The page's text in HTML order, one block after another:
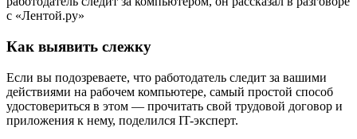
с «Лентой.ру»
Как выявить слежку
Если вы подозреваете, что работодатель следит за вашими
действиями на рабочем компьютере, самый простой способ
удостовериться в этом — прочитать свой трудовой договор и
приложения к нему, поделился IT-эксперт.